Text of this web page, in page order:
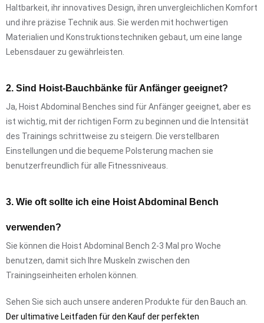
Haltbarkeit, ihr innovatives Design, ihren unvergleichlichen Komfort
und ihre präzise Technik aus. Sie werden mit hochwertigen
Materialien und Konstruktionstechniken gebaut, um eine lange
Lebensdauer zu gewährleisten.
2. Sind Hoist-Bauchbänke für Anfänger geeignet?
Ja, Hoist Abdominal Benches sind für Anfänger geeignet, aber es
ist wichtig, mit der richtigen Form zu beginnen und die Intensität
des Trainings schrittweise zu steigern. Die verstellbaren
Einstellungen und die bequeme Polsterung machen sie
benutzerfreundlich für alle Fitnessniveaus.
3. Wie oft sollte ich eine Hoist Abdominal Bench
verwenden?
Sie können die Hoist Abdominal Bench 2-3 Mal pro Woche
benutzen, damit sich Ihre Muskeln zwischen den
Trainingseinheiten erholen können.
Sehen Sie sich auch unsere anderen Produkte für den Bauch an.
Der ultimative Leitfaden für den Kauf der perfekten